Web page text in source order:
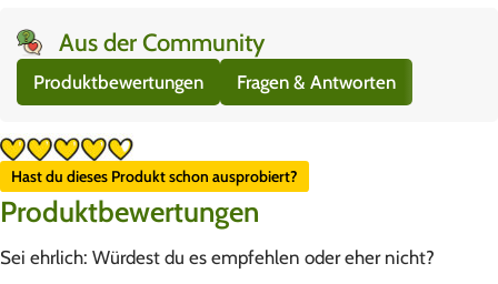
Aus der Community
Produktbewertungen Fragen & Antworten
Hast du dieses Produkt schon ausprobiert?
Produktbewertungen
Sei ehrlich: Würdest du es empfehlen oder eher nicht?